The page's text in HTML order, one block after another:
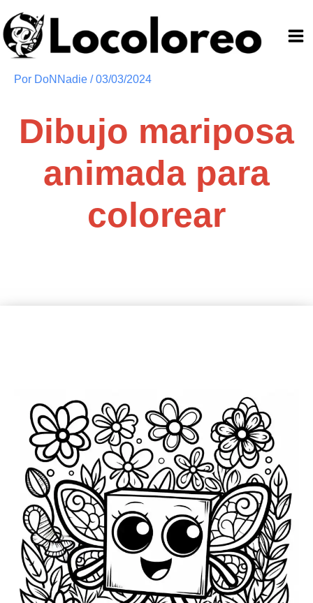
al
contenido
Por DoNNadie /03/03/2024
Dibujo mariposa
animada para
colorear